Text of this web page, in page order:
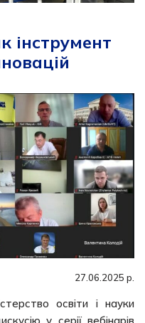
інструмент
27.06.2025 р.
освіти і науки